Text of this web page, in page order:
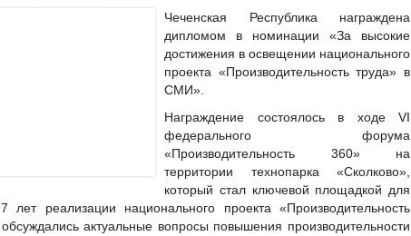
Чеченская Республика награждена
дипломом в номинации «За высокие
достижения в освещении национального
проекта «Производительность труда» в
СМИ».
Награждение состоялось в ходе VI
федерального форума
«Производительность 360» на
территории технопарка «Сколково»,
который стал ключевой площадкой для
лет реализации национального проекта «Производительность
актуальные вопросы повышения производительности